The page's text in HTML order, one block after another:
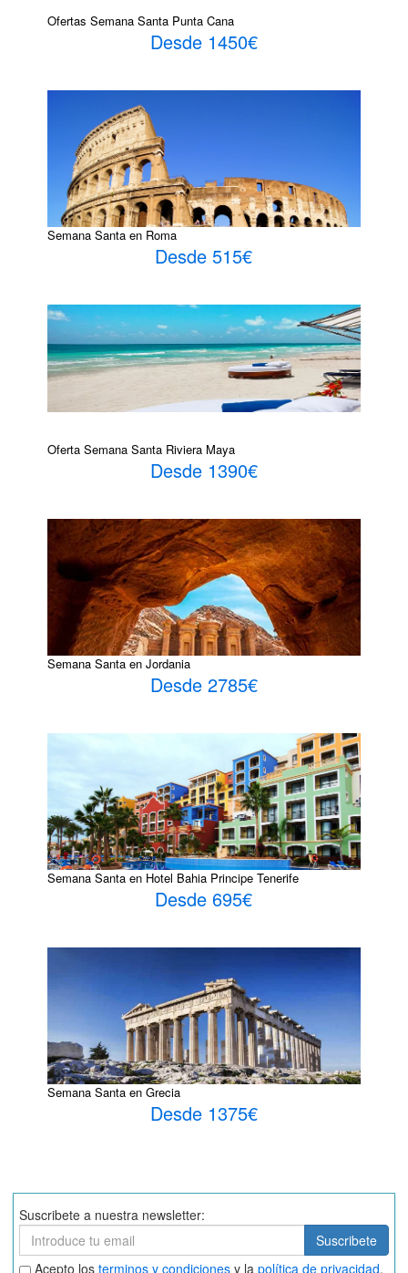
Ofertas Semana Santa Punta Cana
Desde 1450€
Semana Santa en Roma
Desde 515€
Oferta Semana Santa Riviera Maya
Desde 1390€
Semana Santa en Jordania
Desde 2785€
Semana Santa en Hotel Bahia Principe Tenerife
Desde 695€
Semana Santa en Grecia
Desde 1375€
Suscribete a nuestra newsletter:
Suscribete
Suscribete
Aceptar
Acepto los terminos y condiciones y la política de privacidad.